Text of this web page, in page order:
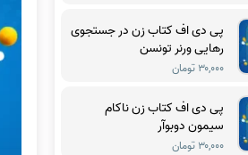
پی دی اف کتاب زن در جستجوی
رهایی ورنر تونسن
۳۰,۰۰۰ تومان
پی دی اف کتاب زن ناکام
سیمون دوبوآر
۳۰,۰۰۰ تومان